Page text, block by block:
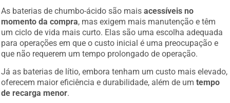
As baterias de chumbo-ácido são maisacessíveis no
momento da compra , mas exigem mais manutenção e têm
um ciclo de vida mais curto. Elas são uma escolha adequada
para operações em que o custo inicial é uma preocupação e
que não requerem um tempo prolongado de operação.
Já as baterias de lítio, embora tenham um custo mais elevado,
oferecem maior eficiência e durabilidade, além de umtempo
de recarga menor